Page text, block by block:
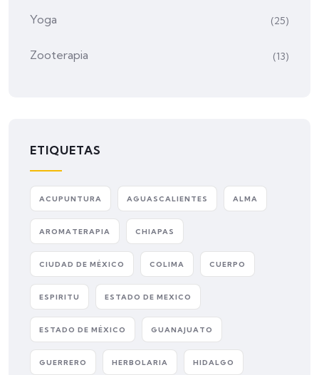
Yoga (25)
Zooterapia (13)
ETIQUETAS
ACUPUNTURA AGUASCALIENTES ALMA
AROMATERAPIA CHIAPAS
CIUDAD DE MÉXICO COLIMA CUERPO
ESPIRITU ESTADO DE MEXICO
ESTADO DE MÉXICO GUANAJUATO
GUERRERO HERBOLARIA HIDALGO